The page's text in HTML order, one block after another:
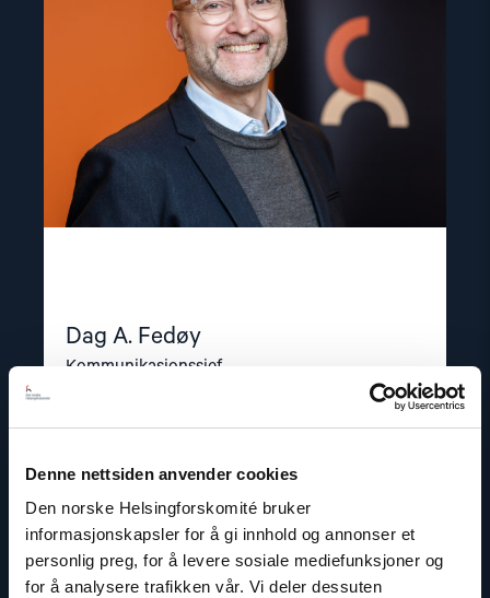
Denne nettsiden anvender cookies
Den norske Helsingforskomité bruker
informasjonskapsler for å gi innhold og annonser et
personlig preg, for å levere sosiale mediefunksjoner og
for å analysere trafikken vår. Vi deler dessuten
Dag A. Fedøy
Kommunikasjonssjef